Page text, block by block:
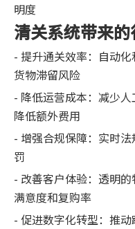
明度
清关系统带来
- 提升通关效率：自动
货物滞留风险
- 降低运营成本：减少人
降低额外费用
- 增强合规保障：实时
罚
- 改善客户体验：透明
满意度和复购率
- 促进数字化转型：推